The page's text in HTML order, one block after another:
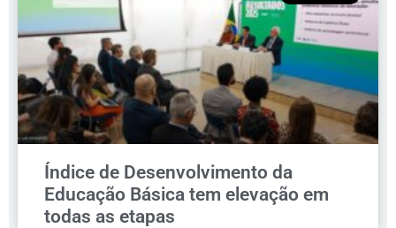
Índice de Desenvolvimento da
Educação Básica tem elevação em
todas as etapas